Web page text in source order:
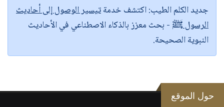
جديد الكلم الطيب:اكتشف خدمةتيسير الوصول إلى أحاديث
الرسول ﷺ - بحث معزز بالذكاء الاصطناعي في الأحاديث
النبوية الصحيحة.
حول الموقع